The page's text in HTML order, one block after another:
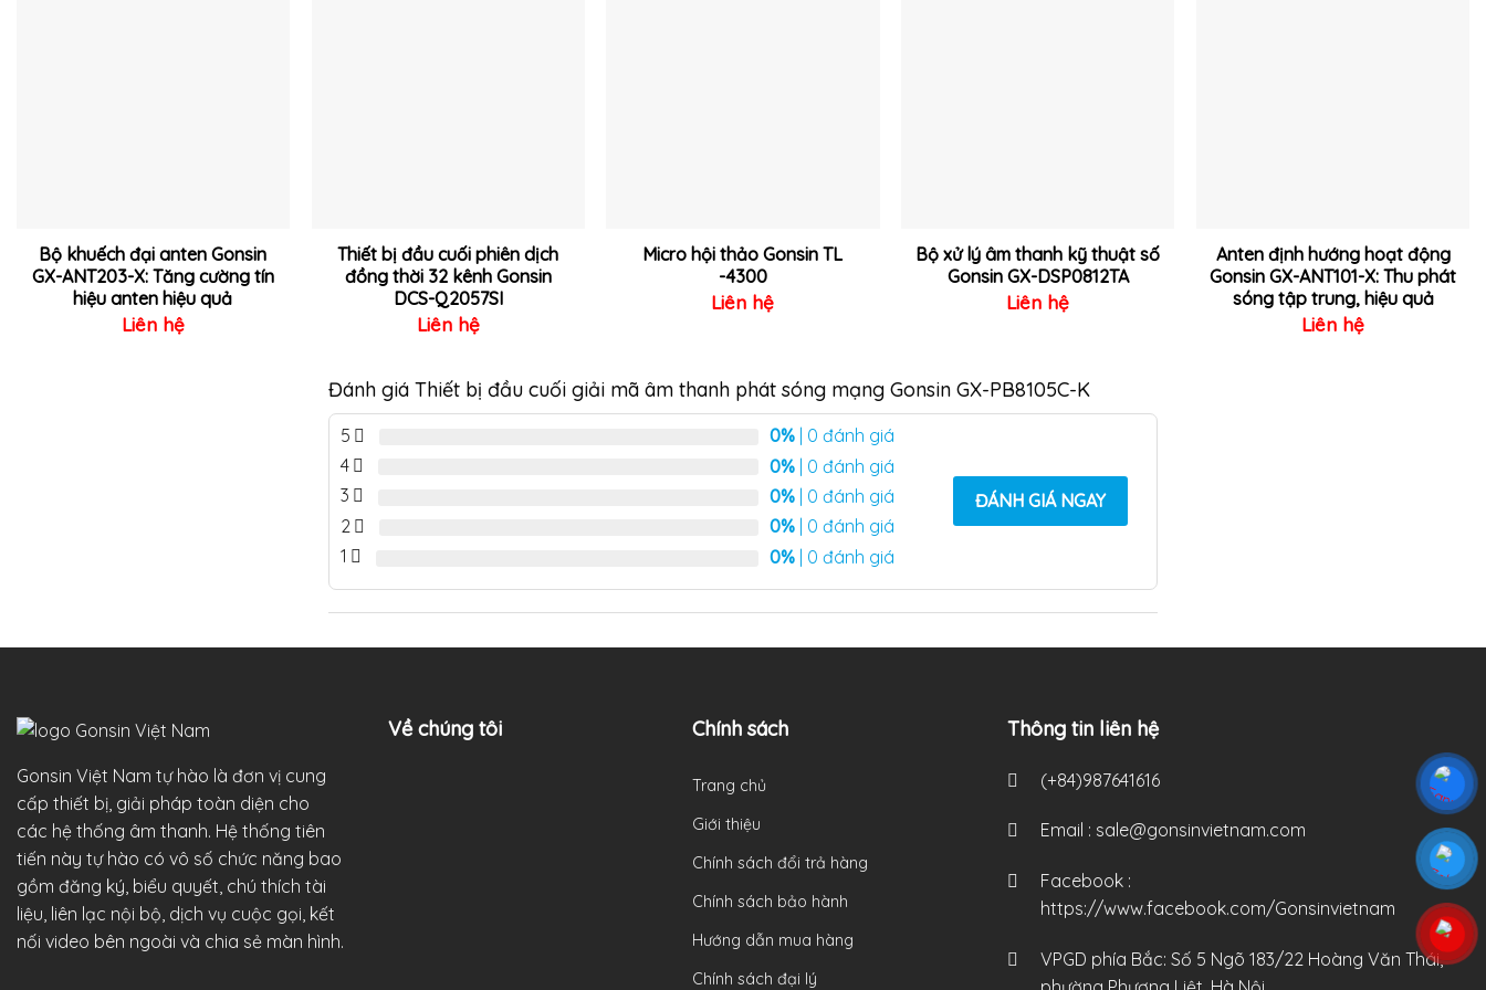
Bộ khuếch đại anten Gonsin
GX-ANT203-X: Tăng cường tín
hiệu anten hiệu quả
Liên hệ
Thiết bị đầu cuối phiên dịch
đồng thời 32 kênh Gonsin
DCS-Q2057SI
Liên hệ
Micro hội thảo Gonsin TL
-4300
Liên hệ
Bộ xử lý âm thanh kỹ thuật số
Gonsin GX-DSP0812TA
Liên hệ
Anten định hướng hoạt động
Gonsin GX-ANT101-X: Thu phát
sóng tập trung, hiệu quả
Liên hệ
Đánh giá Thiết bị đầu cuối giải mã âm thanh phát sóng mạng Gonsin GX-PB8105C-K
5 0% | 0 đánh giá
4
0% | 0 đánh giá
3
0% | 0 đánh giá
2
0% | 0 đánh giá
1
0% | 0 đánh giá
ĐÁNH GIÁ NGAY
Gonsin Việt Nam tự hào là đơn vị cung
cấp thiết bị, giải pháp toàn diện cho
các hệ thống âm thanh. Hệ thống tiên
tiến này tự hào có vô số chức năng bao
gồm đăng ký, biểu quyết, chú thích tài
liệu, liên lạc nội bộ, dịch vụ cuộc gọi, kết
nối video bên ngoài và chia sẻ màn hình.
Về chúng tôi Chính sách
Trang chủ
Giới thiệu
Chính sách đổi trả hàng
Chính sách bảo hành
Hướng dẫn mua hàng
Chính sách đại lý
Thông tin liên hệ
(+84)987641616
Email : sale@gonsinvietnam.com
Facebook :
https://www.facebook.com/Gonsinvietnam
VPGD phía Bắc: Số 5 Ngõ 183/22 Hoàng Văn Thái,